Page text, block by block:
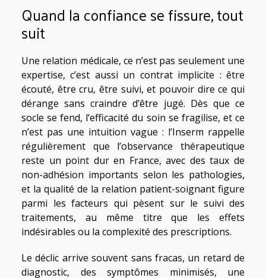
Quand la confiance se fissure, tout
suit
Une relation médicale, ce n’est pas seulement une
expertise, c’est aussi un contrat implicite : être
écouté, être cru, être suivi, et pouvoir dire ce qui
dérange sans craindre d’être jugé. Dès que ce
socle se fend, l’efficacité du soin se fragilise, et ce
n’est pas une intuition vague : l’Inserm rappelle
régulièrement que l’observance thérapeutique
reste un point dur en France, avec des taux de
non-adhésion importants selon les pathologies,
et la qualité de la relation patient-soignant figure
parmi les facteurs qui pèsent sur le suivi des
traitements, au même titre que les effets
indésirables ou la complexité des prescriptions.
Le déclic arrive souvent sans fracas, un retard de
diagnostic, des symptômes minimisés, une